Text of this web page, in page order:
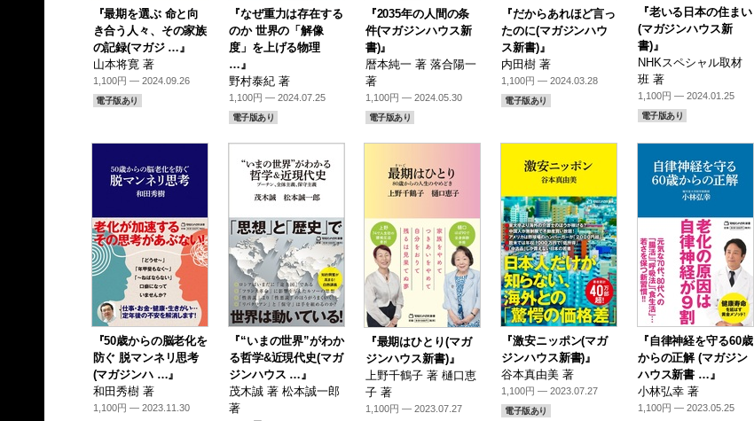
『最期を選ぶ 命と向
き合う人々、その家族
の記録(マガジ …』
山本将寛 著
1,100円 — 2024.09.26
電子版あり
『なぜ重力は存在する
のか 世界の「解像
度」を上げる物理
…』
野村泰紀 著
1,100円 — 2024.07.25
電子版あり
『2035年の人間の条
件(マガジンハウス新
書)』
暦本純一 著 落合陽一
著
1,100円 — 2024.05.30
電子版あり
『だからあれほど言っ
たのに(マガジンハウ
ス新書)』
内田樹 著
1,100円 — 2024.03.28
電子版あり
『老いる日本の住まい
(マガジンハウス新
書)』
NHKスペシャル取材
班 著
1,100円 — 2024.01.25
電子版あり
『50歳からの脳老化を
防ぐ 脱マンネリ思考
(マガジンハ …』
和田秀樹 著
1,100円 — 2023.11.30
『“いまの世界”がわか
る哲学&近現代史(マガ
ジンハウス …』
茂木誠 著 松本誠一郎
著
『最期はひとり(マガ
ジンハウス新書)』
上野千鶴子 著 樋口恵
子 著
1,100円 — 2023.07.27
『激安ニッポン(マガ
ジンハウス新書)』
谷本真由美 著
1,100円 — 2023.07.27
電子版あり
『自律神経を守る60歳
からの正解 (マガジン
ハウス新書 …』
小林弘幸 著
1,100円 — 2023.05.25